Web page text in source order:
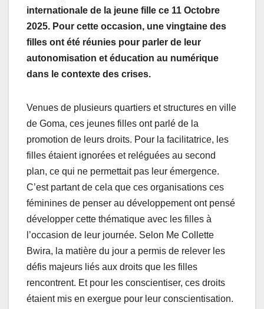
internationale de la jeune fille ce 11 Octobre
2025. Pour cette occasion, une vingtaine des
filles ont été réunies pour parler de leur
autonomisation et éducation au numérique
dans le contexte des crises.
Venues de plusieurs quartiers et structures en ville
de Goma, ces jeunes filles ont parlé de la
promotion de leurs droits. Pour la facilitatrice, les
filles étaient ignorées et reléguées au second
plan, ce qui ne permettait pas leur émergence.
C’est partant de cela que ces organisations ces
féminines de penser au développement ont pensé
développer cette thématique avec les filles à
l’occasion de leur journée. Selon Me Collette
Bwira, la matière du jour a permis de relever les
défis majeurs liés aux droits que les filles
rencontrent. Et pour les conscientiser, ces droits
étaient mis en exergue pour leur conscientisation.